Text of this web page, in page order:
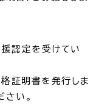
認定を受けてい
証明書を発行しま
い。